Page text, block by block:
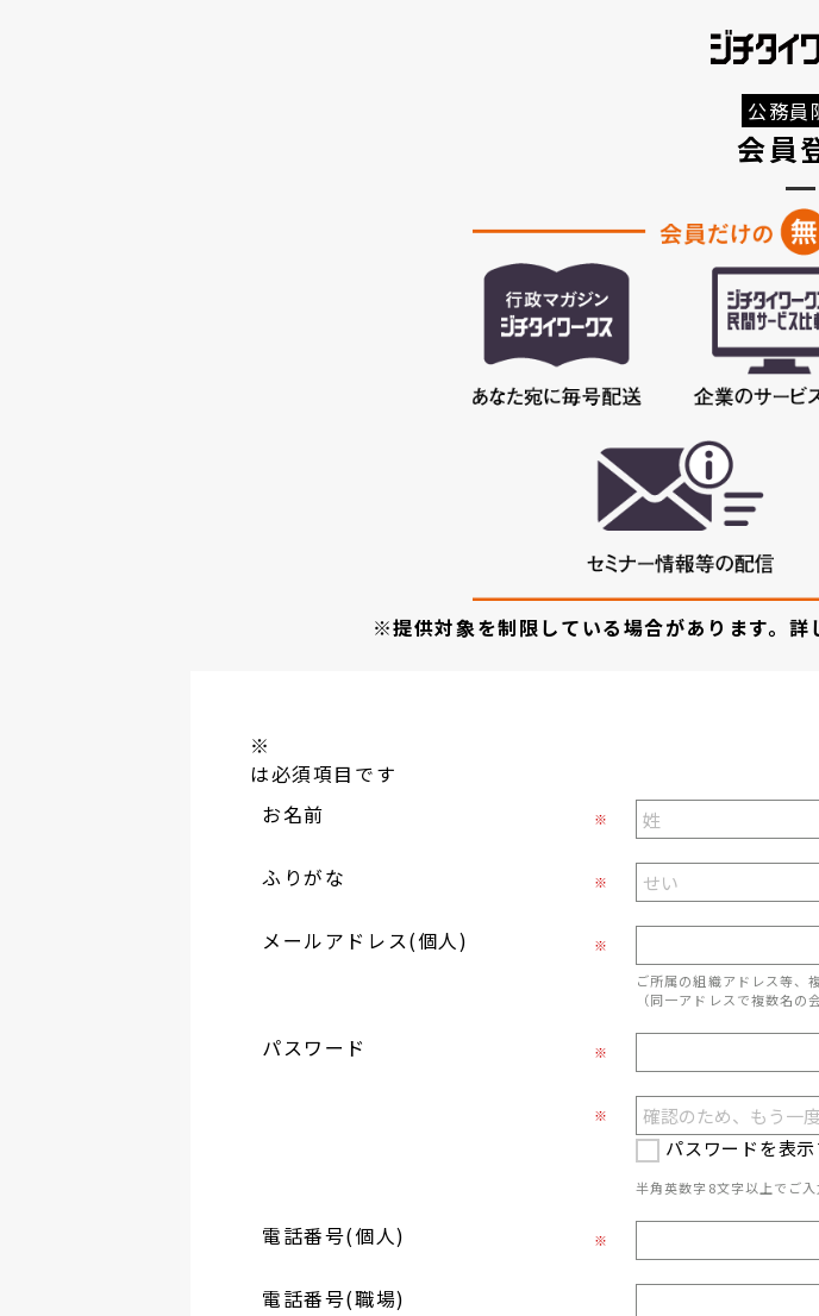
公務員
会員
※提供対象を制限している場合があります。詳
※
は必須項目です
お名前
※
ふりがな ※
メールアドレス(個人)
※
ご所属の組織アドレス等、
（同一アドレスで複数名の
パスワード ※
※
パスワードを表示
半角英数字8文字以上でご
電話番号(個人) ※
電話番号(職場)